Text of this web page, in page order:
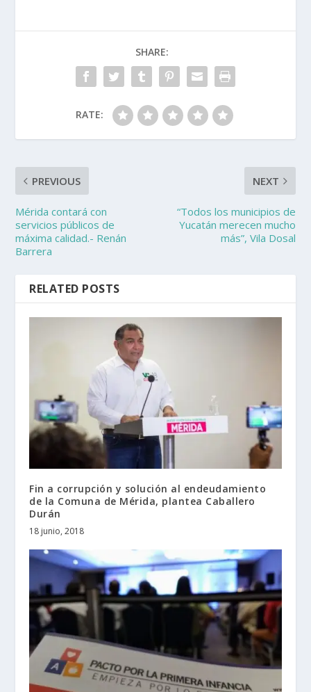
SHARE:
RATE:
PREVIOUS
Mérida contará con
servicios públicos de
máxima calidad.- Renán
Barrera
NEXT
“Todos los municipios de
Yucatán merecen mucho
más”, Vila Dosal
RELATED POSTS
Fin a corrupción y solución al endeudamiento
de la Comuna de Mérida, plantea Caballero
Durán
18 junio, 2018